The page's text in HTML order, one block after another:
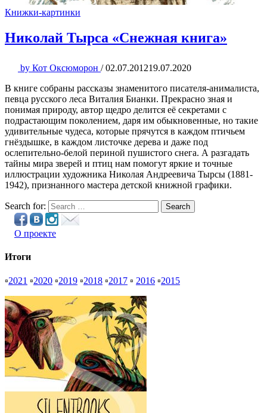
Книжки-картинки
Николай Тырса «Снежная книга»
by Кот Оксюморон / 02.07.201219.07.2020
В книге собраны рассказы знаменитого писателя-анималиста,
певца русского леса Виталия Бианки. Прекрасно зная и
понимая природу, автор щедро делится её секретами с
подрастающим поколением, даря им обыкновенные, но такие
удивительные чудеса, которые прячутся в каждом птичьем
гнёздышке, в каждом листочке дерева и даже под
ослепительно-белой периной пушистого снега. А разгадать
тайны мира зверей и птиц нам помогут яркие и точные
иллюстрации художника Николая Андреевича Тырсы (1881-
1942), признанного мастера детской книжной графики.
Search for: Search
О проекте
Итоги
▫2021 ▫2020 ▫2019 ▫2018 ▫2017 ▫ 2016 ▫2015